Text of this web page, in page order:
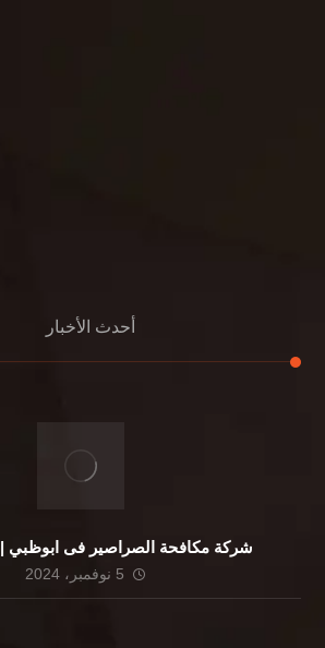
أحدث الأخبار
شركة مكافحة الصراصير فى ابوظبي |0507978175|
5 نوفمبر، 2024